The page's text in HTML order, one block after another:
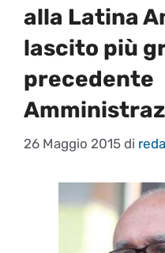
alla Latina
lascito più
precedente
26 Maggio 2015 di